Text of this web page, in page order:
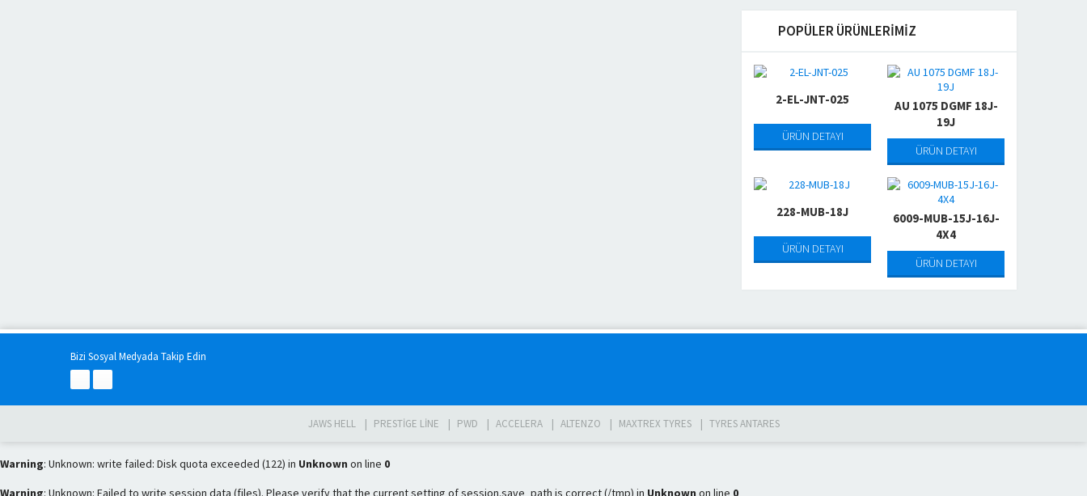
POPÜLER ÜRÜNLERİMİZ
2-EL-JNT-025
ÜRÜN DETAYI
AU 1075 DGMF 18J-
19J
ÜRÜN DETAYI
228-MUB-18J
ÜRÜN DETAYI
6009-MUB-15J-16J-
4X4
ÜRÜN DETAYI
Bizi Sosyal Medyada Takip Edin
JAWS HELL PRESTIGE LINE PWD ACCELERA ALTENZO MAXTREX TYRES TYRES ANTARES
Warning: Unknown: write failed: Disk quota exceeded (122) in Unknown on line 0
Warning: Unknown: Failed to write session data (files). Please verify that the current setting of session.save_path is correct (/tmp) in Unknown on line 0